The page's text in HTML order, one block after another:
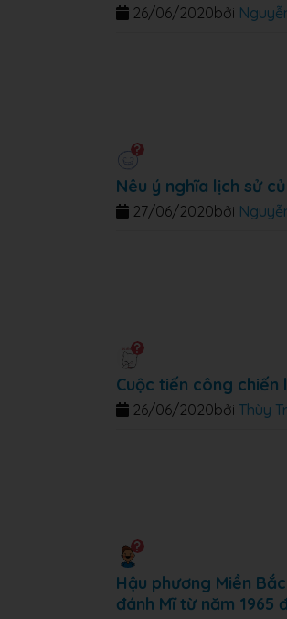
bởi
26/06/2020
Nêu ý nghĩa lịch sử
bởi
27/06/2020
Cuộc tiến công chiến
bởi Thùy
26/06/2020
Hậu phương Miền
đánh Mĩ từ năm 1965